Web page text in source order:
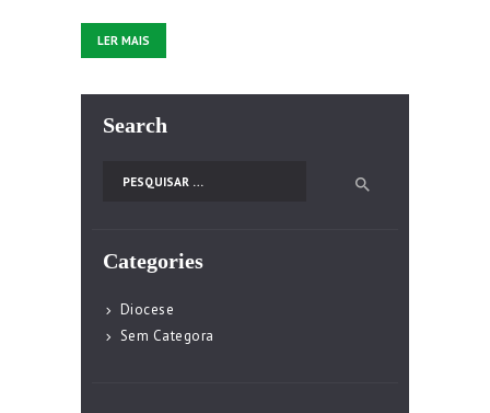
LER MAIS
Search
Categories
Diocese
Sem Categora